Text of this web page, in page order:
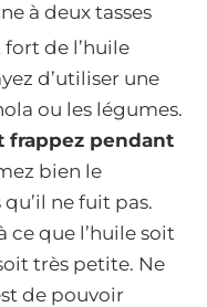
à deux tasses
fort de l’huile
d’utiliser une
ou les légumes.
frappez pendant
bien le
ne fuit pas.
ce que l’huile soit
très petite. Ne
de pouvoir